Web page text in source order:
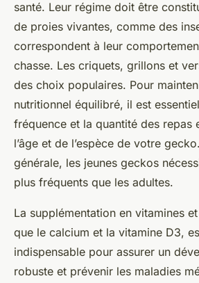
santé. Leur régime doit être
de proies vivantes, comme des
correspondent à leur
chasse. Les criquets, grillons et
des choix populaires. Pour
nutritionnel équilibré, il est
fréquence et la quantité des repas
l’âge et de l’espèce de votre
générale, les jeunes geckos
plus fréquents que les adultes.
La supplémentation en vitamines
que le calcium et la vitamine D3,
indispensable pour assurer un
robuste et prévenir les maladies